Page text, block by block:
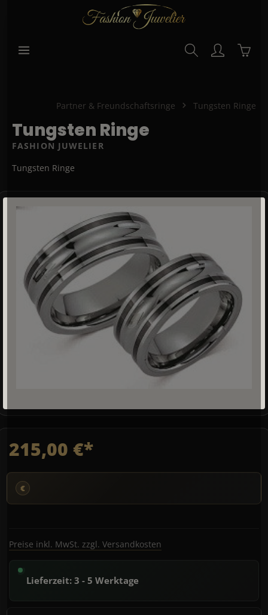
Partner & Freundschaftsringe Tungsten Ringe
Tungsten Ringe
FASHION JUWELIER
Tungsten Ringe
Bildergalerie überspringen
215,00 €*
Preise inkl. MwSt. zzgl. Versandkosten
Lieferzeit: 3 - 5 Werktage